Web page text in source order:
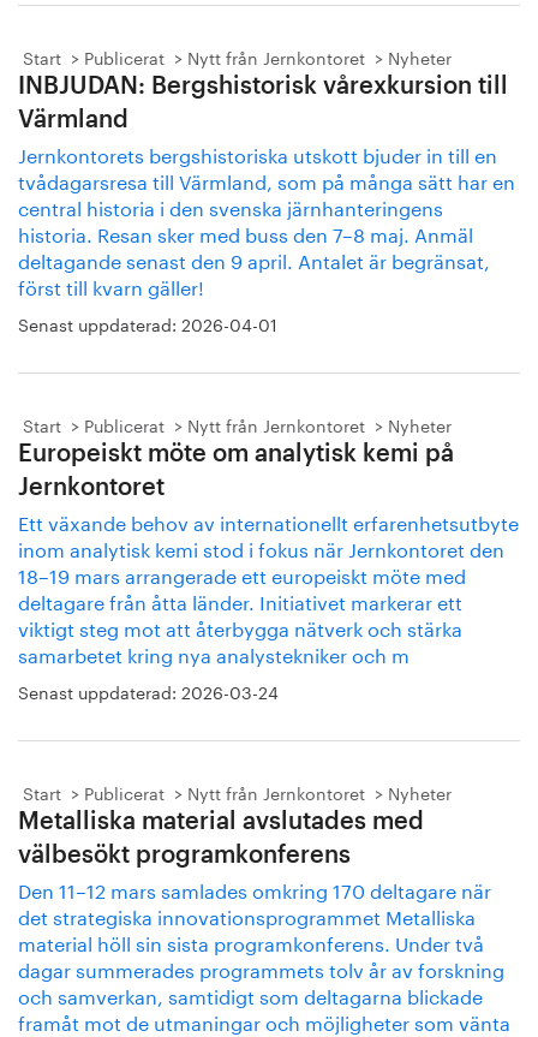
Start Publicerat Nytt från Jernkontoret Nyheter
INBJUDAN: Bergshistorisk vårexkursion till
Värmland
Jernkontorets bergshistoriska utskott bjuder in till en
tvådagarsresa till Värmland, som på många sätt har en
central historia i den svenska järnhanteringens
historia. Resan sker med buss den 7–8 maj. Anmäl
deltagande senast den 9 april. Antalet är begränsat,
först till kvarn gäller!
Senast uppdaterad: 2026-04-01
Start Publicerat Nytt från Jernkontoret Nyheter
Europeiskt möte om analytisk kemi på
Jernkontoret
Ett växande behov av internationellt erfarenhetsutbyte
inom analytisk kemi stod i fokus när Jernkontoret den
18–19 mars arrangerade ett europeiskt möte med
deltagare från åtta länder. Initiativet markerar ett
viktigt steg mot att återbygga nätverk och stärka
samarbetet kring nya analystekniker och m
Senast uppdaterad: 2026-03-24
Start Publicerat Nytt från Jernkontoret Nyheter
Metalliska material avslutades med
välbesökt programkonferens
Den 11–12 mars samlades omkring 170 deltagare när
det strategiska innovationsprogrammet Metalliska
material höll sin sista programkonferens. Under två
dagar summerades programmets tolv år av forskning
och samverkan, samtidigt som deltagarna blickade
framåt mot de utmaningar och möjligheter som vänta